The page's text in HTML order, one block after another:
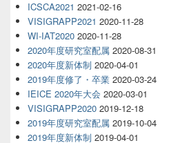
ICSCA2021 2021-02-16
VISIGRAPP2021 2020-11-28
WI-IAT2020 2020-11-28
2020年度研究室配属 2020-08-31
2020年度新体制 2020-04-01
2019年度修了・卒業 2020-03-24
IEICE 2020年大会 2020-03-01
VISIGRAPP2020 2019-12-18
2019年度研究室配属 2019-10-04
2019年度新体制 2019-04-01